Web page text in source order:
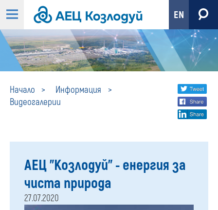
EN
Начало
Информация
Видеогалерии
Видеогалерии
Share
social
АЕЦ "Козлодуй" - енергия за
чиста природа
27.07.2020